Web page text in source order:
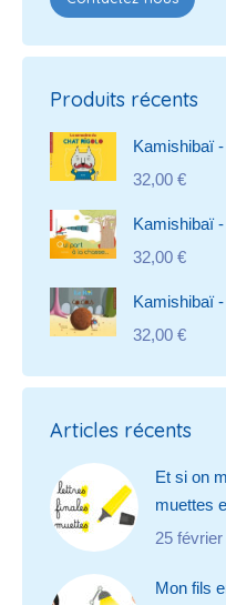
Produits récents
Kamishibaï
32,00 €
Kamishibaï
32,00 €
Kamishibaï
32,00 €
Articles récents
Et si on
muettes
25
Mon fils